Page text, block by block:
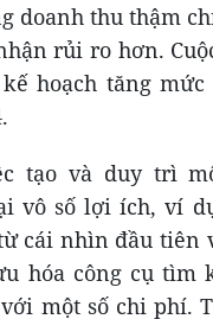
doanh thu thậm
rủi ro hơn.
hoạch tăng
tạo và duy trì
vô số lợi ích, ví
cái nhìn đầu tiên
hóa công cụ tìm
một số chi phí.